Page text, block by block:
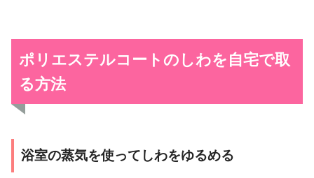
ポリエステルコートのしわを自宅で取
る方法
浴室の蒸気を使ってしわをゆるめる